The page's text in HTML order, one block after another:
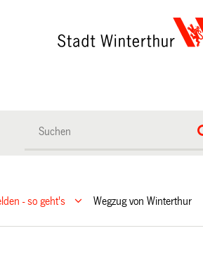
- so geht's Wegzug von Winterthur